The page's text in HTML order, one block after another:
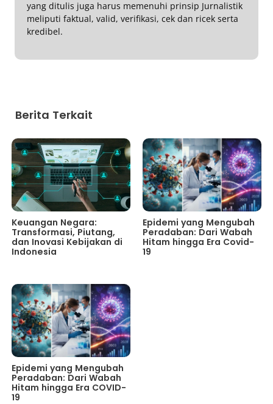
yang ditulis juga harus memenuhi prinsip Jurnalistik
meliputi faktual, valid, verifikasi, cek dan ricek serta
kredibel.
Berita Terkait
Keuangan Negara:
Transformasi, Piutang,
dan Inovasi Kebijakan di
Indonesia
Epidemi yang Mengubah
Peradaban: Dari Wabah
Hitam hingga Era Covid-
19
Epidemi yang Mengubah
Peradaban: Dari Wabah
Hitam hingga Era COVID-
19